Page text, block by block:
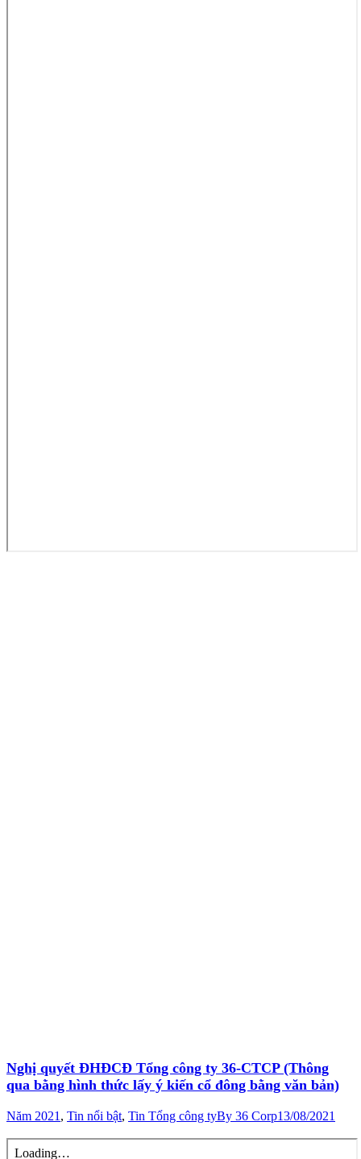
Nghị quyết ĐHĐCĐ Tổng công ty 36-CTCP (Thông
qua bằng hình thức lấy ý kiến cổ đông bằng văn bản)
Năm 2021 , Tin nổi bật, Tin Tổng công tyBy 36 Corp13/08/2021